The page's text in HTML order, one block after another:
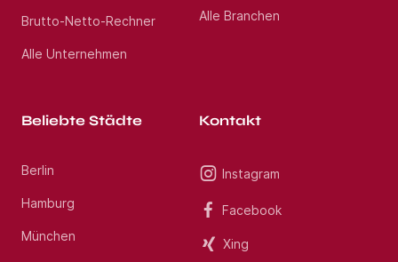
Brutto-Netto-Rechner
Alle Unternehmen
Alle Branchen
Beliebte Städte
Berlin
Hamburg
München
Kontakt
Instagram
Facebook
Xing